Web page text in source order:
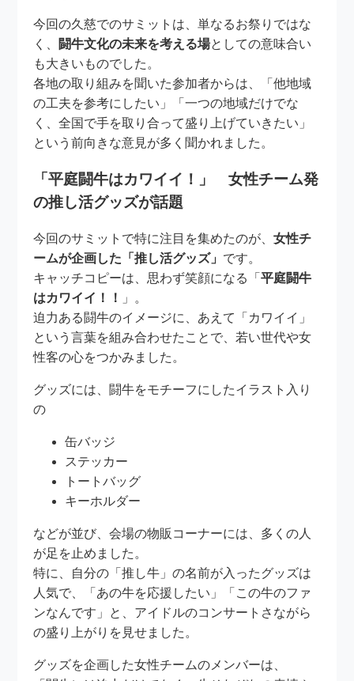
今回の久慈でのサミットは、単なるお祭りではな
く、 闘牛文化の未来を考える場としての意味合い
も大きいものでした。
各地の取り組みを聞いた参加者からは、「他地域
の工夫を参考にしたい」「一つの地域だけでな
く、全国で手を取り合って盛り上げていきたい」
という前向きな意見が多く聞かれました。
「平庭闘牛はカワイイ！」 女性チーム発
の推し活グッズが話題
今回のサミットで特に注目を集めたのが、女性チ
ームが企画した「推し活グッズ」 です。
キャッチコピーは、思わず笑顔になる「平庭闘牛
はカワイイ！！
」。
迫力ある闘牛のイメージに、あえて「カワイイ」
という言葉を組み合わせたことで、若い世代や女
性客の心をつかみました。
グッズには、闘牛をモチーフにしたイラスト入り
の
缶バッジ
ステッカー
トートバッグ
キーホルダー
などが並び、会場の物販コーナーには、多くの人
が足を止めました。
特に、自分の「推し牛」の名前が入ったグッズは
人気で、「あの牛を応援したい」「この牛のファ
ンなんです」と、アイドルのコンサートさながら
の盛り上がりを見せました。
グッズを企画した女性チームのメンバーは、